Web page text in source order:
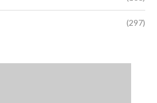
(297)